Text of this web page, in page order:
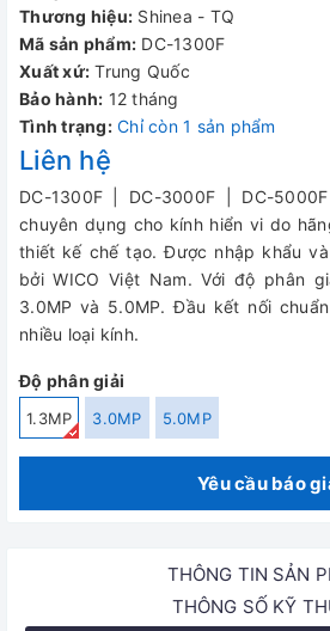
Thương hiệu: Shinea - TQ
Mã sản phẩm: DC-1300F
Xuất xứ: Trung Quốc
Bảo hành: 12 tháng
Tình trạng: Chỉ còn 1 sản phẩm
Liên hệ
DC-1300F | DC-3000F | DC-
chuyên dụng cho kính hiển vi do
thiết kế chế tạo. Được nhập khẩu
bởi WICO Việt Nam. Với độ phân
3.0MP và 5.0MP. Đầu kết nối
nhiều loại kính.
Độ phân giải
1.3MP 3.0MP 5.0MP
Yêu cầu báo
THÔNG TIN SẢN
THÔNG SỐ KỸ